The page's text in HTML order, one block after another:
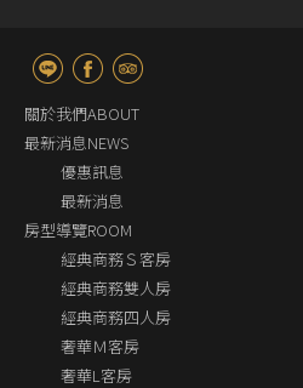
關於我們ABOUT
最新消息NEWS
優惠訊息
最新消息
房型導覽ROOM
經典商務Ｓ客房
經典商務雙人房
經典商務四人房
奢華Ｍ客房
奢華L客房